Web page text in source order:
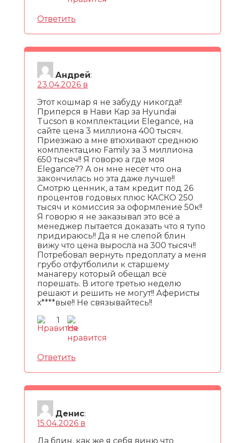
Ответить
Андрей:
23.04.2026 в
Этот кошмар я не забуду никогда!!
Приперся в Нави Кар за Hyundai
Tucson в комплектации Elegance, на
сайте цена 3 миллиона 400 тысяч.
Приезжаю а мне втюхивают среднюю
комплектацию Family за 3 миллиона
650 тысяч!! Я говорю а где моя
Elegance?? А он мне несёт что она
закончилась но эта даже лучше!!
Смотрю ценник, а там кредит под 26
процентов годовых плюс КАСКО 250
тысяч и комиссия за оформление 50к!!
Я говорю я не заказывал это всё а
менеджер пытается доказать что я тупо
придираюсь!! Да я не слепой блин
вижу что цена выросла на 300 тысяч!!
Потребовал вернуть предоплату а меня
грубо отфутболили к старшему
манагеру который обещал всё
порешать. В итоге третью неделю
решают и решить не могут!! Аферисты
х****вые!! Не связывайтесь!!
1
Ответить
Денис:
15.04.2026 в
Да блин, как же я себя виню что